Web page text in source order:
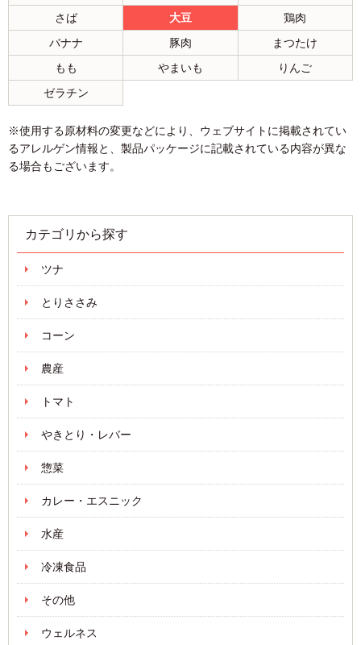
さば
大豆
鶏肉
バナナ
豚肉
まつたけ
もも
やまいも
りんご
ゼラチン
※使用する原材料の変更などにより、ウェブサイトに掲載されてい
るアレルゲン情報と、製品パッケージに記載されている内容が異な
る場合もございます。
カテゴリから探す
ツナ
とりささみ
コーン
農産
トマト
やきとり・レバー
惣菜
カレー・エスニック
水産
冷凍食品
その他
ウェルネス